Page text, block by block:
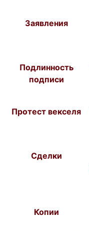
Заявления
Подлинность
подписи
Протест векселя
Сделки
Копии